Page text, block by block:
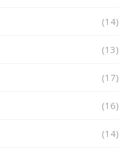
(14)
(13)
(17)
(16)
(14)